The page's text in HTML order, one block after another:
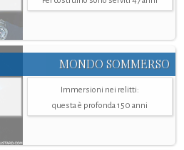
MONDO SOMMERSO
Immersioni nei relitti:
questa è profonda 150 anni